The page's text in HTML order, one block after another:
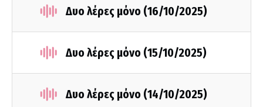
Δυο λέρες μόνο (16/10/2025)
Δυο λέρες μόνο (15/10/2025)
Δυο λέρες μόνο (14/10/2025)